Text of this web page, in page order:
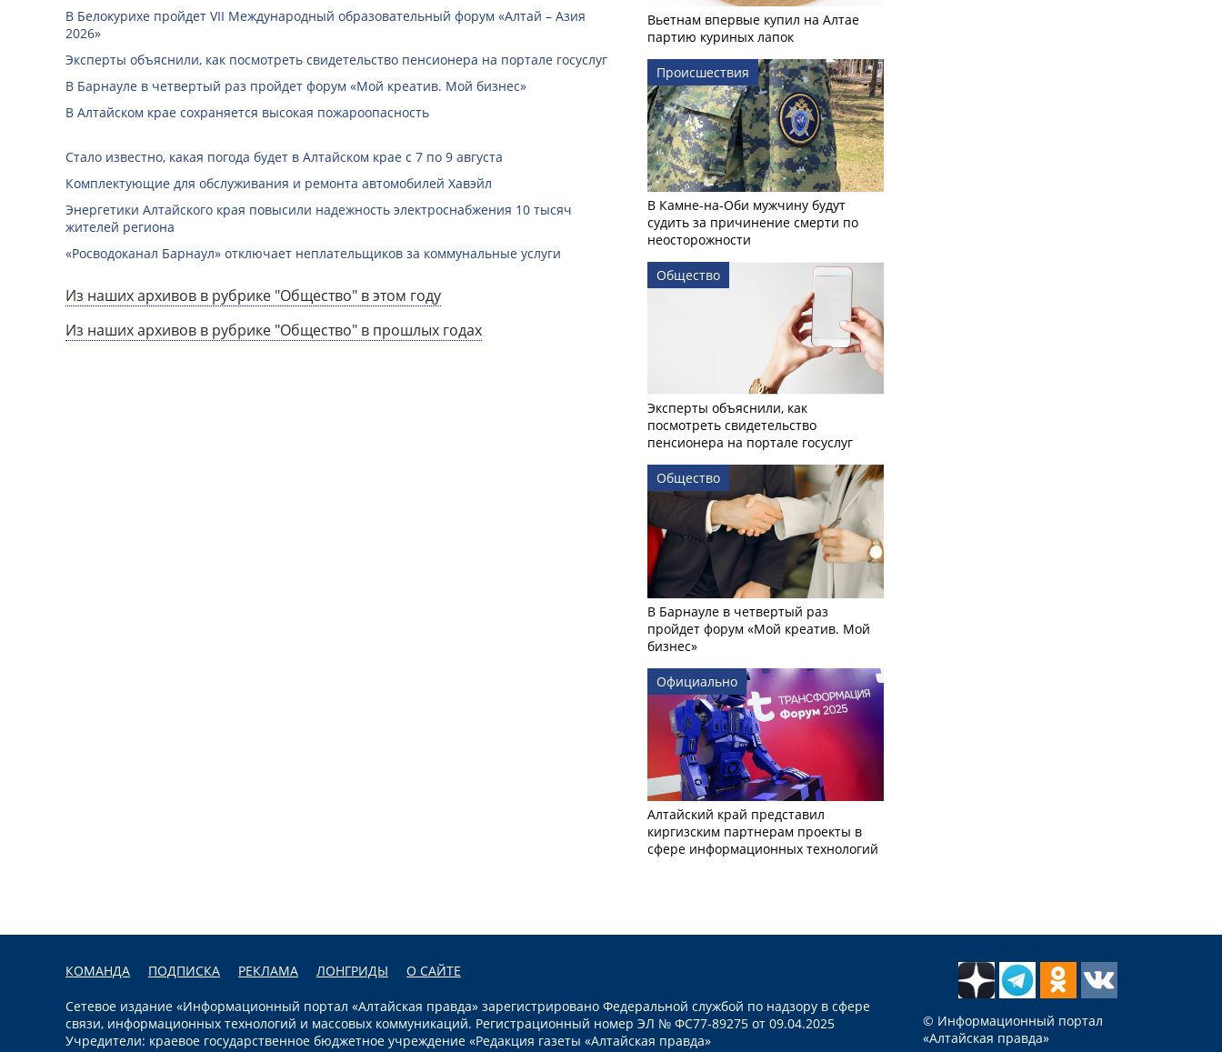
В Белокурихе пройдет VII Международный образовательный форум «Алтай – Азия
2026»
Эксперты объяснили, как посмотреть свидетельство пенсионера на портале госуслуг
В Барнауле в четвертый раз пройдет форум «Мой креатив. Мой бизнес»
В Алтайском крае сохраняется высокая пожароопасность
Стало известно, какая погода будет в Алтайском крае с 7 по 9 августа
Комплектующие для обслуживания и ремонта автомобилей Хавэйл
Энергетики Алтайского края повысили надежность электроснабжения 10 тысяч
жителей региона
«Росводоканал Барнаул» отключает неплательщиков за коммунальные услуги
Из наших архивов в рубрике "Общество" в этом году
Из наших архивов в рубрике "Общество" в прошлых годах
Вьетнам впервые купил на Алтае
партию куриных лапок
Происшествия
В Камне-на-Оби мужчину будут
судить за причинение смерти по
неосторожности
Общество
Эксперты объяснили, как
посмотреть свидетельство
пенсионера на портале госуслуг
Общество
В Барнауле в четвертый раз
пройдет форум «Мой креатив. Мой
бизнес»
Официально
Алтайский край представил
киргизским партнерам проекты в
сфере информационных технологий
КОМАНДА ПОДПИСКА РЕКЛАМА ЛОНГРИДЫ О САЙТЕ
Сетевое издание «Информационный портал «Алтайская правда» зарегистрировано Федеральной службой по надзору в сфере
связи, информационных технологий и массовых коммуникаций. Регистрационный номер ЭЛ № ФС77-89275 от 09.04.2025
Учредители: краевое государственное бюджетное учреждение «Редакция газеты «Алтайская правда»
© Информационный портал
«Алтайская правда»